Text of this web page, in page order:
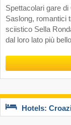
Spettacolari gare
Saslong, romantici
sciistico Sella
dal loro lato più
Hotels: